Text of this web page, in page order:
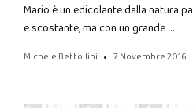
Mario è un edicolante dalla natura
e scostante, ma con un grande …
Michele Bettollini 7 Novembre 2016